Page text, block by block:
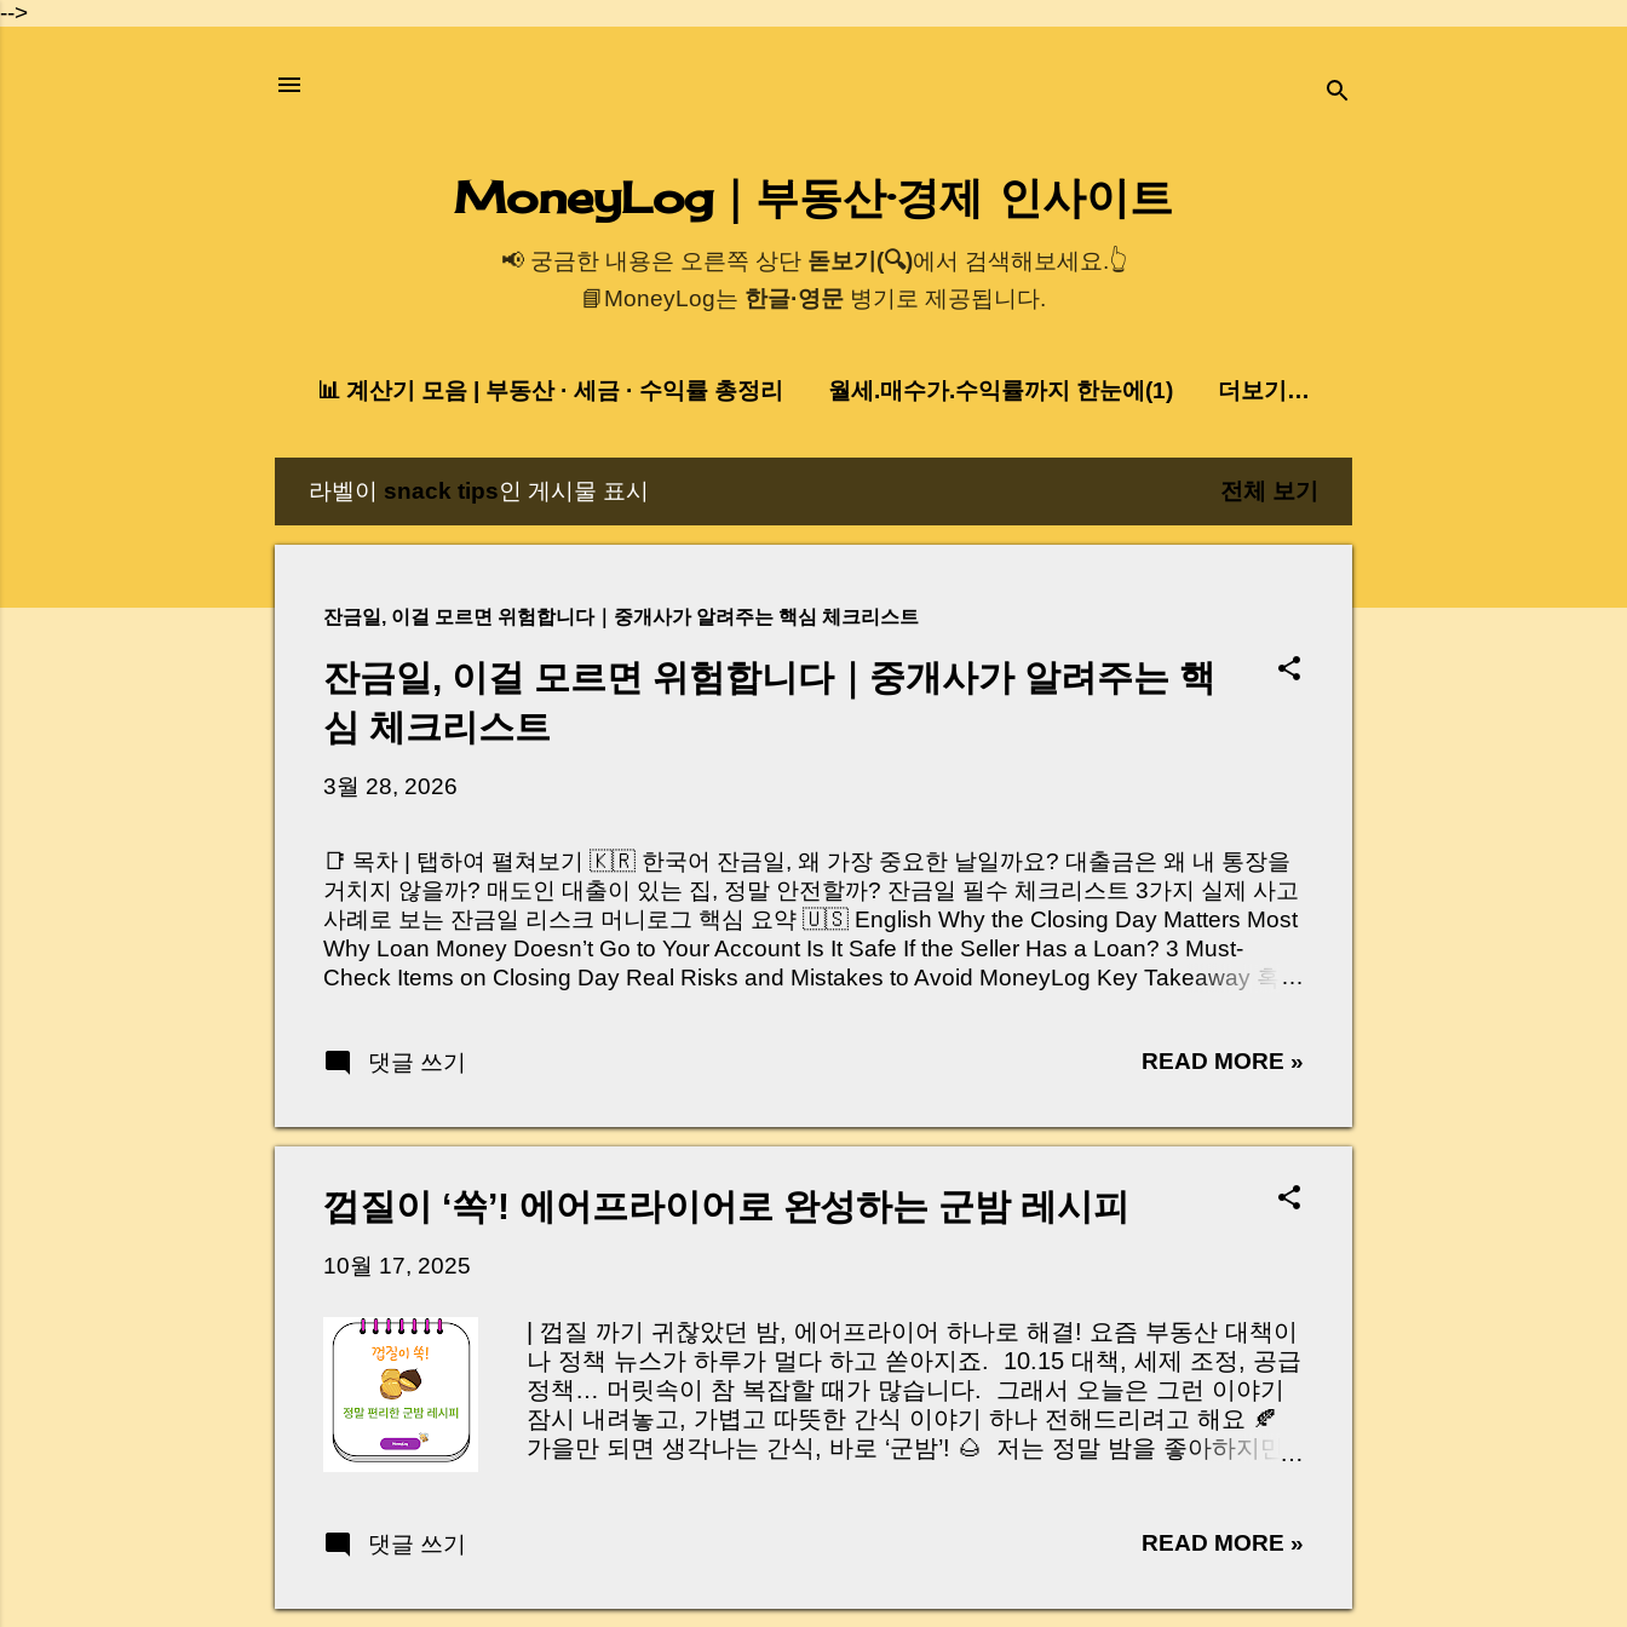
-->
기본 콘텐츠로 건너뛰기
MoneyLog｜부동산·경제 인사이트
📢 궁금한 내용은 오른쪽 상단돋보기(🔍)에서 검색해보세요.👆
📘MoneyLog는 한글·영문 병기로 제공됩니다.
📊 계산기 모음 | 부동산 · 세금 · 수익률 총정리 월세.매수가.수익률까지 한눈에(1) 더보기…
라벨이 snack tips인 게시물 표시 전체 보기
잔금일, 이걸 모르면 위험합니다｜중개사가 알려주는 핵심 체크리스트
잔금일, 이걸 모르면 위험합니다｜중개사가 알려주는 핵
심 체크리스트
3월 28, 2026
📑 목차 | 탭하여 펼쳐보기 🇰🇷 한국어 잔금일, 왜 가장 중요한 날일까요? 대출금은 왜 내 통장을
거치지 않을까? 매도인 대출이 있는 집, 정말 안전할까? 잔금일 필수 체크리스트 3가지 실제 사고
사례로 보는 잔금일 리스크 머니로그 핵심 요약 🇺🇸 English Why the Closing Day Matters Most
Why Loan Money Doesn’t Go to Your Account Is It Safe If the Seller Has a Loan? 3 Must-
Check Items on Closing Day Real Risks and Mistakes to Avoid MoneyLog Key Takeaway 혹시
억 원이 한 번에 움직이는 가장 긴장되는 순간 입니다. 실제로 제가 중개 현장에서 겪었던 일입니
황이 있었습니다. 또 어떤 분은 이렇게 말씀하십니다. “내 대출인데 왜 내 통장으로 안 들어오죠?”
“매도인이 대출 안 갚고 도망가면 어떡하죠?” 이 모든 불안, 사실은 ‘구조’를 몰라서 생기는 걱정입
꼭 준비해야 하는지 중개 실무 기준으로 아주 쉽게 풀어드리겠습니다. 이 글 하나만 제대로 이해
Introduction (Tap to expand) Have you ever thought like this? “Closing day…...
댓글 쓰기 READ MORE »
껍질이 ‘쏙’! 에어프라이어로 완성하는 군밤 레시피
10월 17, 2025
| 껍질 까기 귀찮았던 밤, 에어프라이어 하나로 해결! 요즘 부동산 대책이
나 정책 뉴스가 하루가 멀다 하고 쏟아지죠. 10.15 대책, 세제 조정, 공급
정책… 머릿속이 참 복잡할 때가 많습니다. 그래서 오늘은 그런 이야기
잠시 내려놓고, 가볍고 따뜻한 간식 이야기 하나 전해드리려고 해요 🍂
가을만 되면 생각나는 간식, 바로 ‘군밤’! 🌰 저는 정말 밤을 좋아하지만,
을 통해 인생 꿀팁을 하나 얻었습니다. Rosario Cooking 채널의 "This
댓글 쓰기 READ MORE »